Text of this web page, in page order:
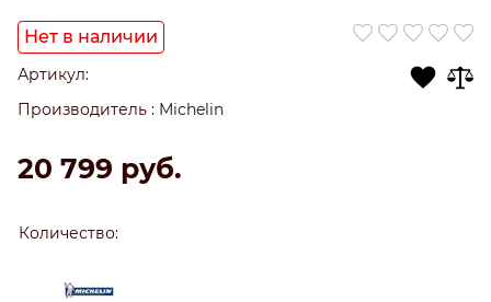
Нет в наличии
Артикул:
Производитель : Michelin
20 799 руб.
Количество: